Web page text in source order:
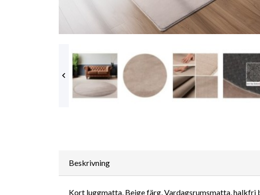

Beskrivning
Kort luggmatta, Beige färg, Vardagsrumsmatta, halkfri